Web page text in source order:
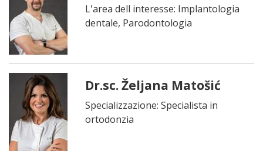
L'area dell interesse: Implantologia
dentale, Parodontologia
Dr.sc. Željana Matošić
Specializzazione: Specialista in
ortodonzia